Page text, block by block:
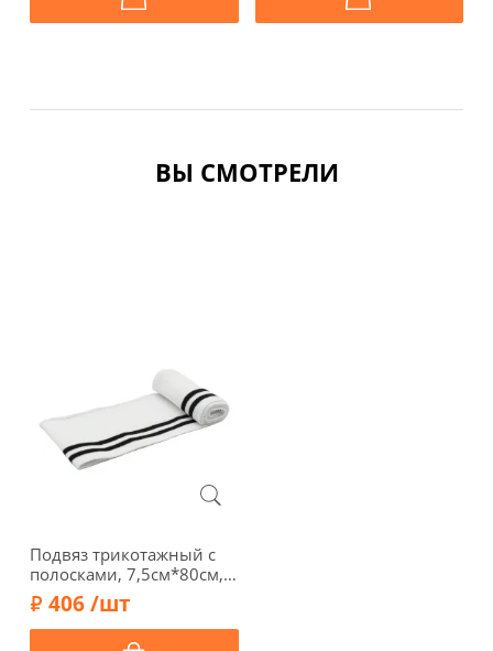
ВЫ СМОТРЕЛИ
Подвяз трикотажный с
полосками, 7,5см*80см,
арт. ГД15080-1, белый/
черный
406 /шт